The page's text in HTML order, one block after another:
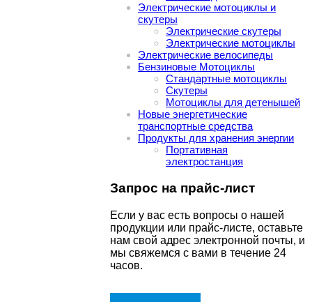
Электрические мотоциклы и
скутеры
Электрические скутеры
Электрические мотоциклы
Электрические велосипеды
Бензиновые Мотоциклы
Стандартные мотоциклы
Скутеры
Мотоциклы для детенышей
Новые энергетические
транспортные средства
Продукты для хранения энергии
Портативная
электростанция
Запрос на прайс-лист
Если у вас есть вопросы о нашей
продукции или прайс-листе, оставьте
нам свой адрес электронной почты, и
мы свяжемся с вами в течение 24
часов.